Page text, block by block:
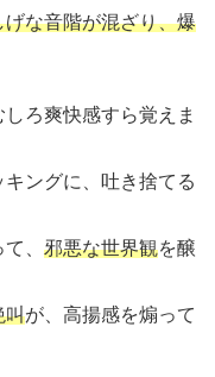
げな音階が混ざり、爆
しろ爽快感すら覚えま
ングに、吐き捨てる
、 邪悪な世界観を醸
叫が、高揚感を煽って